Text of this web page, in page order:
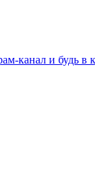
канал и будь в